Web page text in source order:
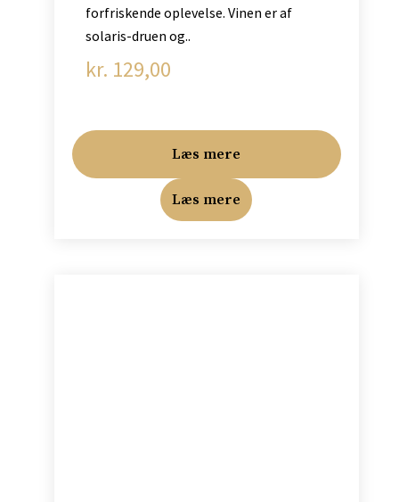
forfriskende oplevelse. Vinen er af
solaris-druen og..
kr. 129,00
Læs mere
Læs mere